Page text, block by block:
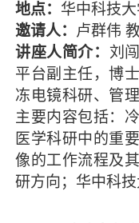
地点： 华中科技
邀请人： 卢群伟
讲座人简介： 刘
平台副主任，博
冻电镜科研、管
主要内容包括：
医学科研中的重
像的工作流程及
研方向；华中科